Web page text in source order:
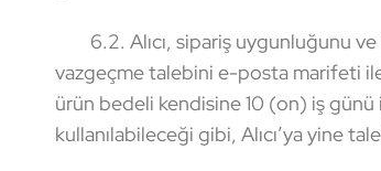
6.2. Alıcı, sipariş uygunluğunu ve
vazgeçme talebini e-posta marifeti ile
ürün bedeli kendisine 10 (on) iş günü
kullanılabileceği gibi, Alıcı’ya yine